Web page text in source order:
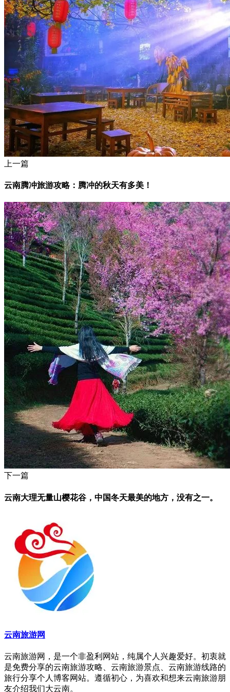
上一篇
云南腾冲旅游攻略：腾冲的秋天有多美！
下一篇
云南大理无量山樱花谷，中国冬天最美的地方，没有之一。
云南旅游网
云南旅游网，是一个非盈利网站，纯属个人兴趣爱好。初衷就
是免费分享的云南旅游攻略、云南旅游景点、云南旅游线路的
旅行分享个人博客网站。遵循初心，为喜欢和想来云南旅游朋
友介绍我们大云南。